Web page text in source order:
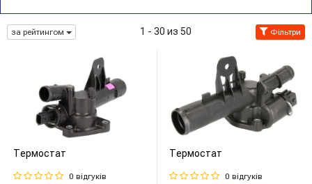
за рейтингом 1 - 30 из 50 Фільтри
Термостат
0 відгуків
Термостат
0 відгуків